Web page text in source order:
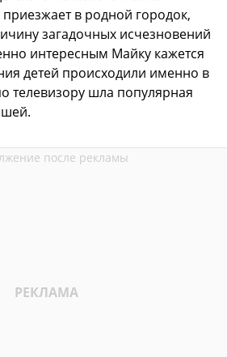
в родной городок,
загадочных исчезновений
интересным Майку кажется
детей происходили именно в
телевизору шла популярная